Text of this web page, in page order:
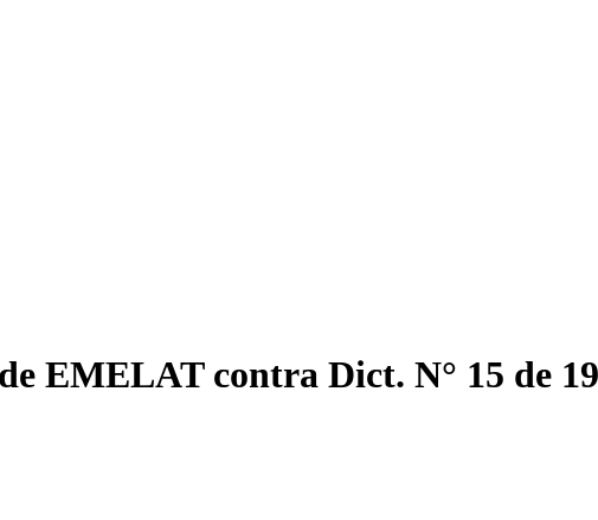
EMELAT contra Dict. N° 15 de